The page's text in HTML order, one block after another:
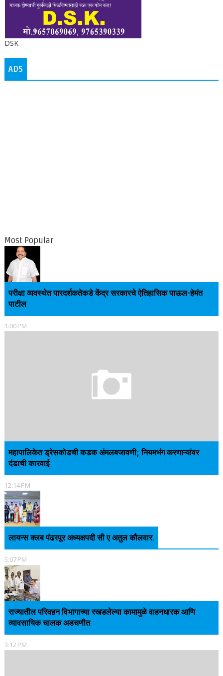
DSK
ADS
Most Popular
परीक्षा व्यवस्थेत पारदर्शकतेकडे केंद्र सरकारचे ऐतिहासिक पाऊल-हेमंत
पाटील
1:00 PM
महापालिकेत ड्रेसकोडची कडक अंमलबजावणी; नियमभंग करणाऱ्यांवर
दंडाची कारवाई
12:14 PM
लायन्स क्लब पंढरपूर अध्यक्षपदी सी ए अतुल कौलवार.
5:07 PM
राज्यातील परिवहन विभागाच्या रखडलेल्या कामामुळे वाहनधारक आणि
व्यावसायिक चालक अडचणीत
3:12 PM